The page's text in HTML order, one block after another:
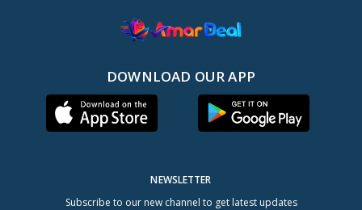
DOWNLOAD OUR APP
NEWSLETTER
Subscribe to our new channel to get latest updates